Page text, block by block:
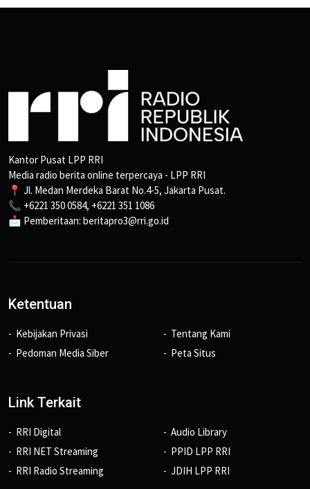
Kantor Pusat LPP RRI
Media radio berita online terpercaya - LPP RRI
📍 Jl. Medan Merdeka Barat No.4-5, Jakarta Pusat.
📞 +6221 350 0584, +6221 351 1086
📩 Pemberitaan: beritapro3@rri.go.id
Ketentuan
Kebijakan Privasi
Pedoman Media Siber
Tentang Kami
Peta Situs
Link Terkait
RRI Digital
RRI NET Streaming
RRI Radio Streaming
Audio Library
PPID LPP RRI
JDIH LPP RRI